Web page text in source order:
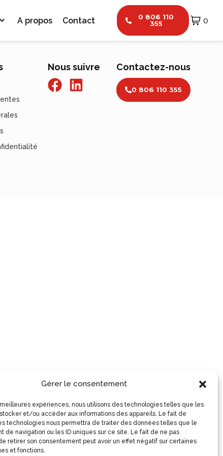
Gérer le consentement
meilleures expériences, nous utilisons des technologies telles que les
et/ou accéder aux informations des appareils. Le fait de
technologies nous permettra de traiter des données telles que le
de navigation ou les ID uniques sur ce site. Le fait de ne pas
retirer son consentement peut avoir un effet négatif sur certaines
et fonctions.
A propos Contact
0 806 110
355
0
Nous suivre Contactez-nous
0 806 110 355